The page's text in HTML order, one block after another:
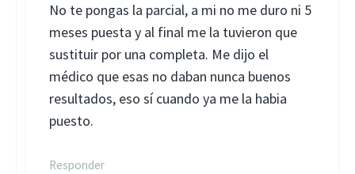
No te pongas la parcial, a mi no me duro ni 5
meses puesta y al final me la tuvieron que
sustituir por una completa. Me dijo el
médico que esas no daban nunca buenos
resultados, eso sí cuando ya me la habia
puesto.
Responder